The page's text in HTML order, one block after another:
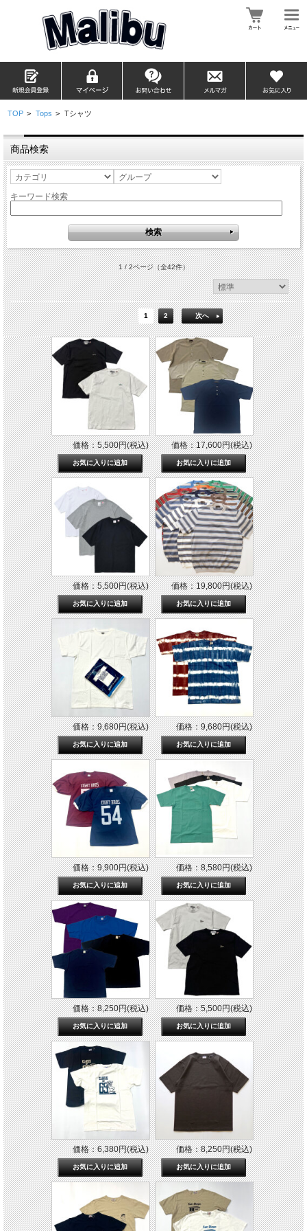
TOP > Tops > Tシャツ
商品検索
キーワード検索
1 / 2ページ（全42件）
1 2 次へ
価格：5,500円(税込) 価格：17,600円(税込)
価格：5,500円(税込) 価格：19,800円(税込)
価格：9,680円(税込) 価格：9,680円(税込)
価格：9,900円(税込) 価格：8,580円(税込)
価格：8,250円(税込) 価格：5,500円(税込)
価格：6,380円(税込) 価格：8,250円(税込)